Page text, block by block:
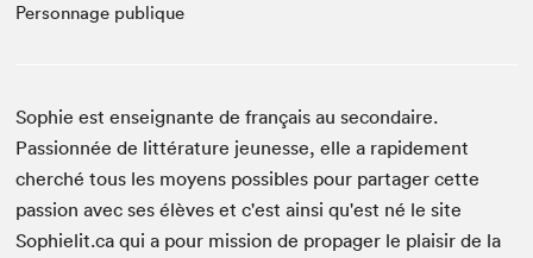
Personnage publique
Sophie est enseignante de français au secondaire.
Passionnée de littérature jeunesse, elle a rapidement
cherché tous les moyens possibles pour partager cette
passion avec ses élèves et c'est ainsi qu'est né le site
Sophielit.ca qui a pour mission de propager le plaisir de la